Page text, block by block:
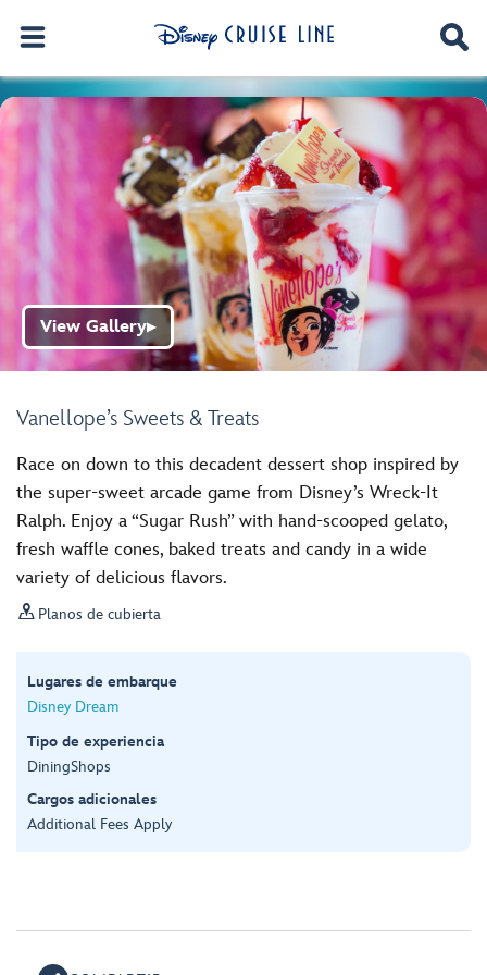
Vanellope’s Sweets & Treats
View Gallery▶
Race on down to this decadent dessert shop inspired by
the super-sweet arcade game from Disney’s Wreck-It
Ralph. Enjoy a “Sugar Rush” with hand-scooped gelato,
fresh waffle cones, baked treats and candy in a wide
variety of delicious flavors.
 Planos de cubierta
Lugares de embarque
Disney Dream
Tipo de experiencia
DiningShops
Cargos adicionales
Additional Fees Apply